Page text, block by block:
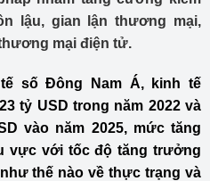
lậu, gian lận thương mại,
mại điện tử.
số Đông Nam Á, kinh tế
tỷ USD trong năm 2022 và
vào năm 2025, mức tăng
vực với tốc độ tăng trưởng
thế nào về thực trạng và